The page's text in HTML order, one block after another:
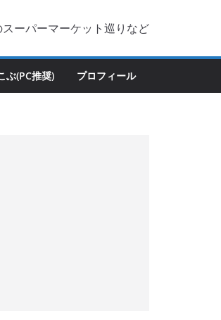
スーパーマーケット巡りなど
ぶ(PC推奨) プロフィール